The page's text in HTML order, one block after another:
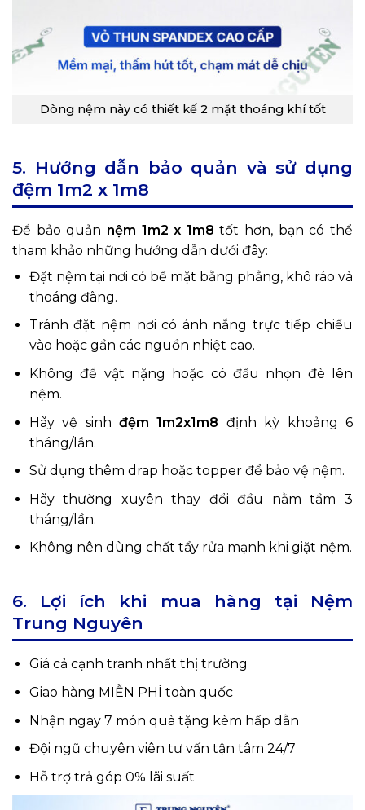
Dòng nệm này có thiết kế 2 mặt thoáng khí tốt
5. Hướng dẫn bảo quản và sử dụng
đệm 1m2 x 1m8
Để bảo quản nệm 1m2 x 1m8 tốt hơn, bạn có thể
tham khảo những hướng dẫn dưới đây:
Đặt nệm tại nơi có bề mặt bằng phẳng, khô ráo và
thoáng đãng.
Tránh đặt nệm nơi có ánh nắng trực tiếp chiếu
vào hoặc gần các nguồn nhiệt cao.
Không để vật nặng hoặc có đầu nhọn đè lên
nệm.
Hãy vệ sinh đệm 1m2x1m8 định kỳ khoảng 6
tháng/lần.
Sử dụng thêm drap hoặc topper để bảo vệ nệm.
Hãy thường xuyên thay đổi đầu nằm tầm 3
tháng/lần.
Không nên dùng chất tẩy rửa mạnh khi giặt nệm.
6. Lợi ích khi mua hàng tại Nệm
Trung Nguyên
Giá cả cạnh tranh nhất thị trường
Giao hàng MIỄN PHÍ toàn quốc
Nhận ngay 7 món quà tặng kèm hấp dẫn
Đội ngũ chuyên viên tư vấn tận tâm 24/7
Hỗ trợ trả góp 0% lãi suất